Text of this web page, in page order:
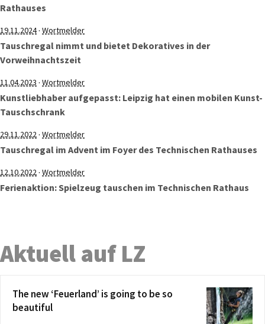
Rathauses
19.11.2024· Wortmelder
Tauschregal nimmt und bietet Dekoratives in der
Vorweihnachtszeit
11.04.2023 · Wortmelder
Kunstliebhaber aufgepasst: Leipzig hat einen mobilen Kunst-
Tauschschrank
29.11.2022· Wortmelder
Tauschregal im Advent im Foyer des Technischen Rathauses
12.10.2022· Wortmelder
Ferienaktion: Spielzeug tauschen im Technischen Rathaus
Aktuell auf LZ
The new ‘Feuerland’ is going to be so
beautiful